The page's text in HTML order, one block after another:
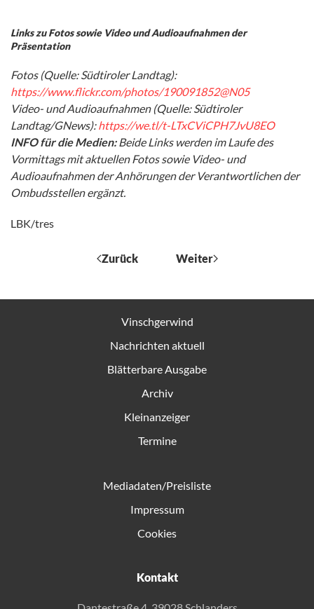
Links zu Fotos sowie Video und Audioaufnahmen der
Präsentation
Fotos (Quelle: Südtiroler Landtag):
https://www.flickr.com/photos/190091852@N05
Video- und Audioaufnahmen (Quelle: Südtiroler
Landtag/GNews):https://we.tl/t-LTxCViCPH7JvU8EO
INFO für die Medien:Beide Links werden im Laufe des
Vormittags mit aktuellen Fotos sowie Video- und
Audioaufnahmen der Anhörungen der Verantwortlichen der
Ombudsstellen ergänzt.
LBK/tres
Zurück Weiter
Vinschgerwind
Nachrichten aktuell
Blätterbare Ausgabe
Archiv
Kleinanzeiger
Termine
Mediadaten/Preisliste
Impressum
Cookies
Kontakt